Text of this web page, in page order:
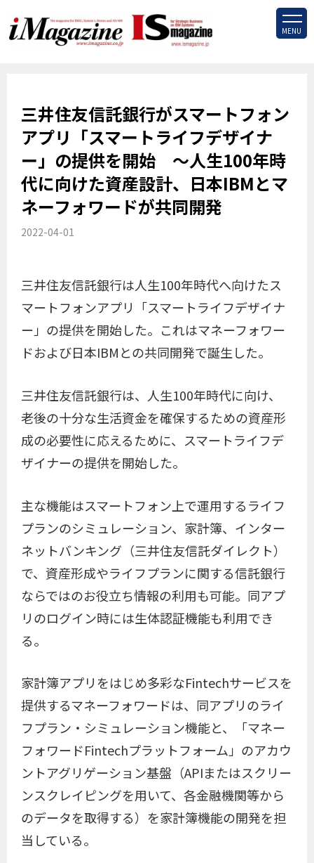
MENU
三井住友信託銀行がスマートフォン
アプリ「スマートライフデザイナ
ー」の提供を開始 ～人生100年時
代に向けた資産設計、日本IBMとマ
ネーフォワードが共同開発
2022-04-01
三井住友信託銀行は人生100年時代へ向けたス
マートフォンアプリ「スマートライフデザイナ
ー」の提供を開始した。これはマネーフォワー
ドおよび日本IBMとの共同開発で誕生した。
三井住友信託銀行は、人生100年時代に向け、
老後の十分な生活資金を確保するための資産形
成の必要性に応えるために、スマートライフデ
ザイナーの提供を開始した。
主な機能はスマートフォン上で運用するライフ
プランのシミュレーション、家計簿、インター
ネットバンキング（三井住友信託ダイレクト）
で、資産形成やライフプランに関する信託銀行
ならではのお役立ち情報の利用も可能。同アプ
リのログイン時には生体認証機能も利用でき
る。
家計簿アプリをはじめ多彩なFintechサービスを
提供するマネーフォワードは、同アプリのライ
フプラン・シミュレーション機能と、「マネー
フォワードFintechプラットフォーム」のアカウ
ントアグリゲーション基盤（APIまたはスクリー
ンスクレイピングを用いて、各金融機関等から
のデータを取得する）を家計簿機能の開発を担
当している。